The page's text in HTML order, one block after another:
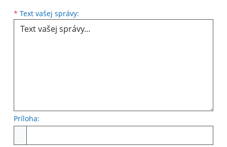
* Text vašej správy:
Príloha: